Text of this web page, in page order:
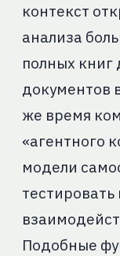
контекст
анализа
полных
документов
же время
«агентного
модели
Подобные